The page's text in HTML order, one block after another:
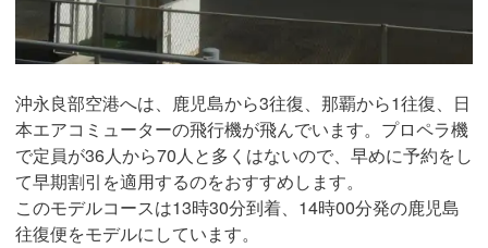
沖永良部空港へは、鹿児島から3往復、那覇から1往復、日
本エアコミューターの飛行機が飛んでいます。プロペラ機
で定員が36人から70人と多くはないので、早めに予約をし
て早期割引を適用するのをおすすめします。
このモデルコースは13時30分到着、14時00分発の鹿児島
往復便をモデルにしています。